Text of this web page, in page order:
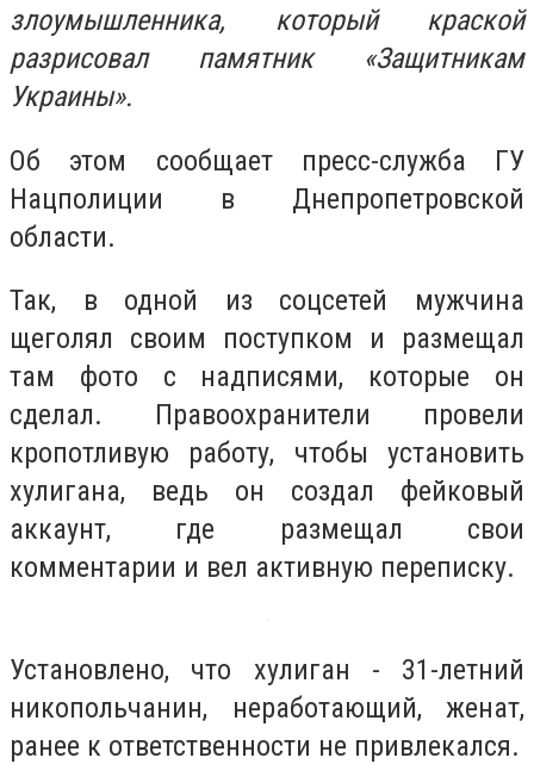
злоумышленника, который краской
разрисовал памятник «Защитникам
Украины».
Об этом сообщает пресс-служба ГУ
Нацполиции в Днепропетровской
области.
Так, в одной из соцсетей мужчина
щеголял своим поступком и размещал
там фото с надписями, которые он
сделал. Правоохранители провели
кропотливую работу, чтобы установить
хулигана, ведь он создал фейковый
аккаунт, где размещал свои
комментарии и вел активную переписку.
Установлено, что хулиган - 31-летний
никопольчанин, неработающий, женат,
ранее к ответственности не привлекался.